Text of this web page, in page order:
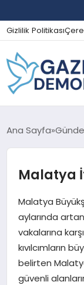
Gizlilik Politikası
GÜNDEM
EKONOMI
SPOR
MAGAZIN
Ana Sayfa
Malatya
Malatya
aylarında
vakalarına
kıvılcımların
belirten
güvenli